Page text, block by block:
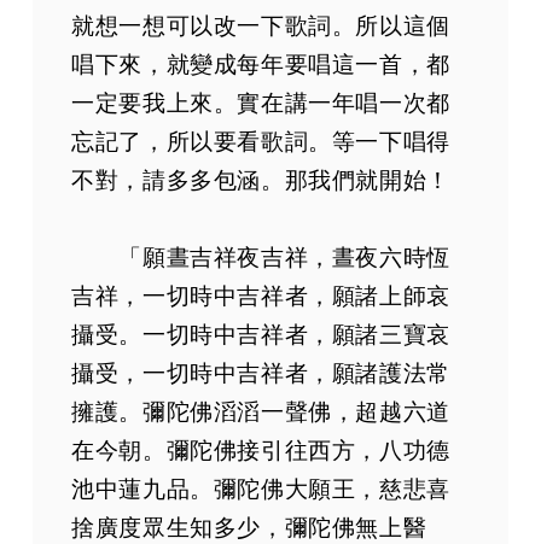
就想一想可以改一下歌詞。所以這個
唱下來，就變成每年要唱這一首，都
一定要我上來。實在講一年唱一次都
忘記了，所以要看歌詞。等一下唱得
不對，請多多包涵。那我們就開始！
「願晝吉祥夜吉祥，晝夜六時恆
吉祥，一切時中吉祥者，願諸上師哀
攝受。一切時中吉祥者，願諸三寶哀
攝受，一切時中吉祥者，願諸護法常
擁護。彌陀佛滔滔一聲佛，超越六道
在今朝。彌陀佛接引往西方，八功德
池中蓮九品。彌陀佛大願王，慈悲喜
捨廣度眾生知多少，彌陀佛無上醫